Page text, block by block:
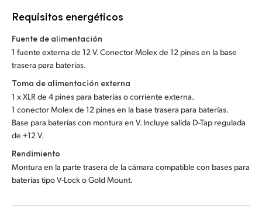
Requisitos energéticos
Fuente de alimentación
1 fuente externa de 12 V. Conector Molex de 12 pines en la base
trasera para baterías.
Toma de alimentación externa
1 x XLR de 4 pines para baterías o corriente externa.
1 conector Molex de 12 pines en la base trasera para baterías.
Base para baterías con montura en V. Incluye salida D-Tap regulada
de +12 V.
Rendimiento
Montura en la parte trasera de la cámara compatible con bases para
baterías tipo V-Lock o Gold Mount.